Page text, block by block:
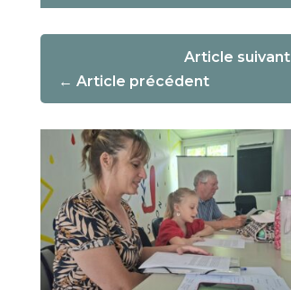
Article suivant
Article précédent